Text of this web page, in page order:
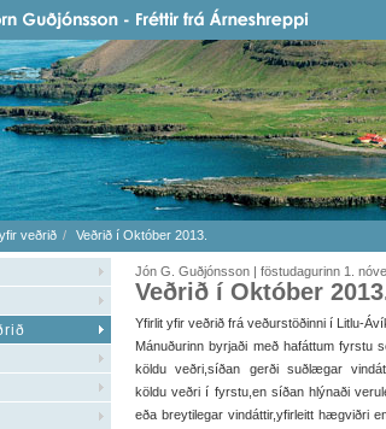
veðrið Veðrið í Október 2013.
Jón G. Guðjónsson | föstudagurinn 1.
Veðrið í Október
Yfirlit yfir veðrið frá veðurstöðinni í Litlu-
Mánuðurinn byrjaði með hafáttum fyrstu
köldu veðri,síðan gerði suðlægar
köldu veðri í fyrstu,en síðan hlýnaði
eða breytilegar vindáttir,yfirleitt hægviðri